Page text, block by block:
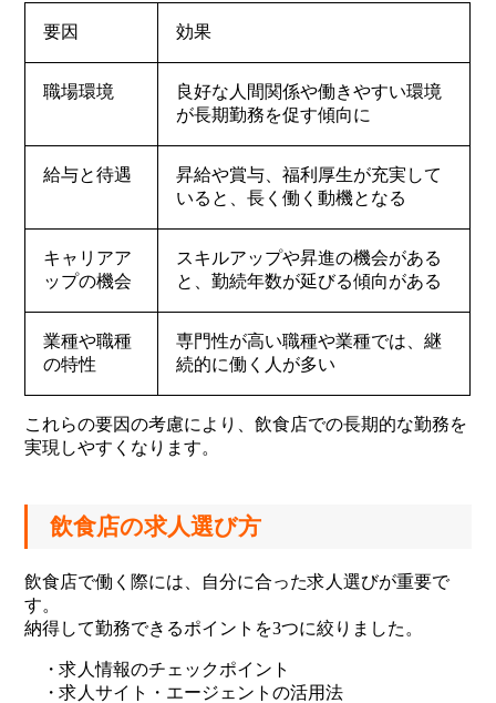
要因 効果
職場環境
良好な人間関係や働きやすい環境
が長期勤務を促す傾向に
給与と待遇
昇給や賞与、福利厚生が充実して
いると、長く働く動機となる
キャリアア
ップの機会
スキルアップや昇進の機会がある
と、勤続年数が延びる傾向がある
業種や職種
の特性
専門性が高い職種や業種では、継
続的に働く人が多い
これらの要因の考慮により、飲食店での長期的な勤務を
実現しやすくなります。
飲食店の求人選び方
飲食店で働く際には、自分に合った求人選びが重要で
す。
納得して勤務できるポイントを3つに絞りました。
・求人情報のチェックポイント
・求人サイト・エージェントの活用法